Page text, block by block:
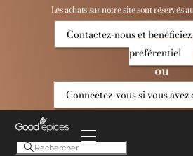
Les achats sur notre site sont réservés
Contactez-nous et
préférentiel
ou
Connectez-vous si vous
Menu